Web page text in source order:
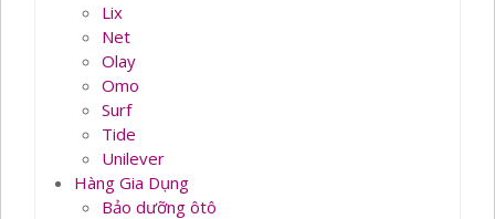
Lix
Net
Olay
Omo
Surf
Tide
Unilever
Hàng Gia Dụng
Bảo dưỡng ôtô